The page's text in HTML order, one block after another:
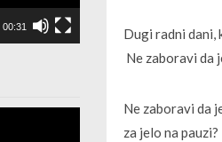
Dugi radni dani,
Ne zaboravi da
Ne zaboravi da
za jelo na
00:31